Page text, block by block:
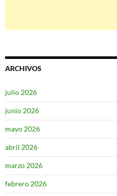
ARCHIVOS
julio 2026
junio 2026
mayo 2026
abril 2026
marzo 2026
febrero 2026